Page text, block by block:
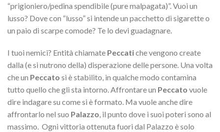
“prigioniero/pedina spendibile (pure malpagata)”. Vuoi un
lusso? Dove con “lusso” si intende un pacchetto di sigarette o
un paio di scarpe comode? Te lo devi guadagnare.
I tuoi nemici? Entità chiamate Peccatiche vengono create
dalla (e si nutrono della) disperazione delle persone. Una volta
che un Peccato si è stabilito, in qualche modo contamina
tutto quello che gli sta intorno. Affrontare un Peccato vuole
dire indagare su come si è formato. Ma vuole anche dire
affrontarlo nel suo Palazzo, il punto dove i suoi poteri sono al
massimo. Ogni vittoria ottenuta fuori dal Palazzo è solo